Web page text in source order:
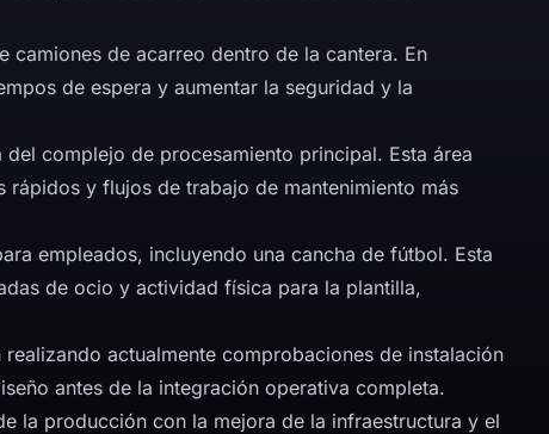
de acarreo dentro de la cantera. En
de espera y aumentar la seguridad y la
complejo de procesamiento principal. Esta área
y flujos de trabajo de mantenimiento más
empleados, incluyendo una cancha de fútbol. Esta
de ocio y actividad física para la plantilla,
actualmente comprobaciones de instalación
antes de la integración operativa completa.
la producción con la mejora de la infraestructura y el